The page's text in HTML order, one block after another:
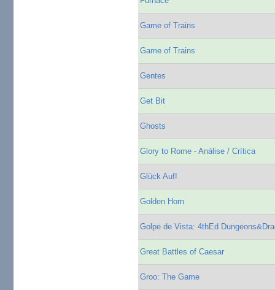
Game of Trains
Game of Trains
Gentes
Get Bit
Ghosts
Glory to Rome - Análise / Crítica
Glück Auf!
Golden Horn
Golpe de Vista: 4thEd
Great Battles of Caesar
Groo: The Game